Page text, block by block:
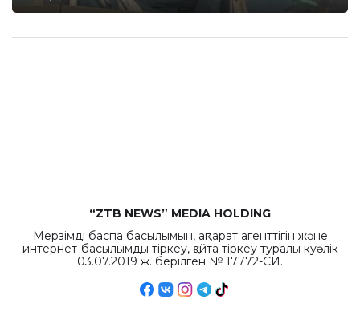
“ZTB NEWS” MEDIA HOLDING
Мерзімді баспа басылымын, ақпарат агенттігін және
интернет-басылымды тіркеу, қайта тіркеу туралы куәлік
03.07.2019 ж. берілген № 17772-СИ.